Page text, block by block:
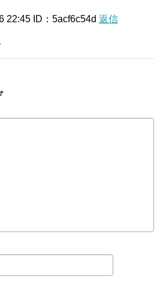
22:45 ID：5acf6c54d 返信